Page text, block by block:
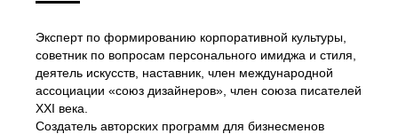
Эксперт по формированию корпоративной культуры,
советник по вопросам персонального имиджа и стиля,
деятель искусств, наставник, член международной
ассоциации «союз дизайнеров», член союза писателей
XXI века.
Создатель авторских программ для бизнесменов